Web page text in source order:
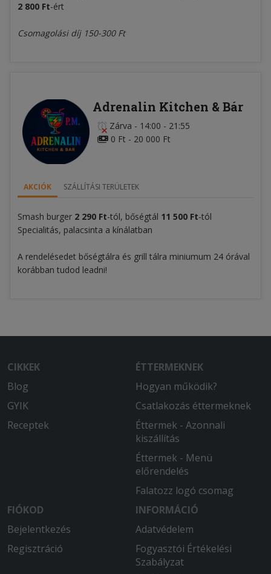
2 800 Ft-ért
Csomagolási díj 150-300 Ft
Adrenalin Kitchen & Bár
Zárva - 14:00 - 21:55
0 Ft - 20 000 Ft
AKCIÓK SZÁLLÍTÁSI TERÜLETEK
Smash burger 2 290 Ft-tól, bőségtál 11 500 Ft-tól
Specialitás, palacsinta a kínálatban
A rendelésedet bőségtálra és grill tálra miniumum 24 órával
korábban tudod leadni!
CIKKEK
Blog
GYIK
Receptek
ÉTTERMEKNEK
Hogyan működik?
Csatlakozás éttermeknek
Éttermek - Azonnali
kiszállítás
Éttermek - Menü
előrendelés
Falatozz logó csomag
FIÓKOD
Bejelentkezés
Regisztráció
INFORMÁCIÓ
Adatvédelem
Fogyasztói Értékelési
Szabályzat